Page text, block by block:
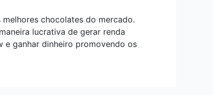
chocolates do mercado.
lucrativa de gerar renda
e ganhar dinheiro promovendo os